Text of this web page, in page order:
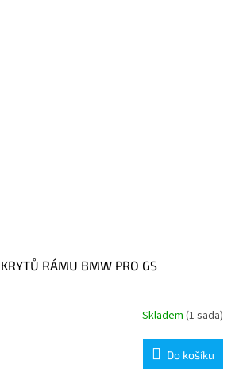
RÁMU BMW PRO GS
Skladem (1 sada)
Do košíku